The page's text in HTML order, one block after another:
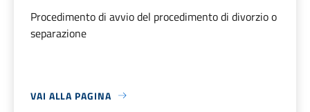
Procedimento di avvio del procedimento di divorzio o
separazione
VAI ALLA PAGINA